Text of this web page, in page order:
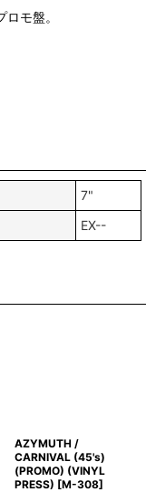
モ盤。
7"
EX--
AZYMUTH /
CARNIVAL (45's)
(PROMO) (VINYL
PRESS) [M-308]